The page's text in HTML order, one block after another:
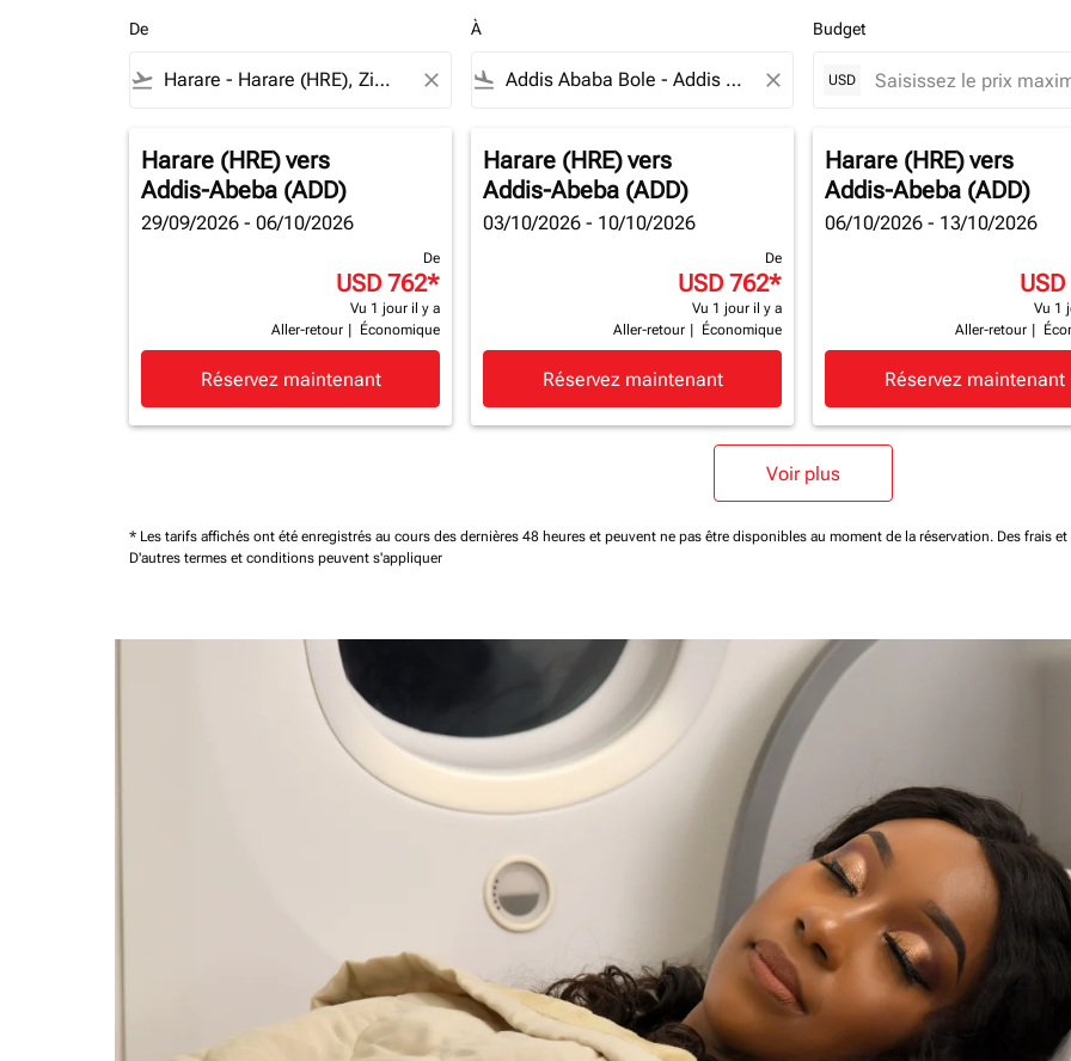
De
flight_takeoff close
À
flight_land close
Budget
USD
Harare (HRE)vers
Addis-Abeba (ADD)
29/09/2026 - 06/10/2026
De
USD 762*
Vu 1 jour il y a
Aller-retour
Économique
Réservez maintenant
Harare (HRE)vers
Addis-Abeba (ADD)
03/10/2026 - 10/10/2026
De
USD 762*
Vu 1 jour il y a
Aller-retour
Économique
Réservez maintenant
Harare (HRE)vers
Addis-Abeba (ADD)
06/10/2026 - 13/10/2026
Vu 1
Aller-retour
Réservez maintenant
Voir plus
* Les tarifs affichés ont été enregistrés au cours des dernières 48 heures et peuvent ne pas être disponibles au moment de la réservation. Des frais
D'autres termes et conditions peuvent s'appliquer